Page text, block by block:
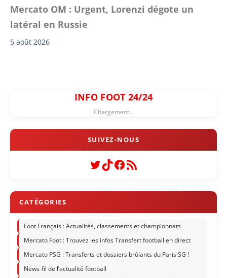
Mercato OM : Urgent, Lorenzi dégote un
latéral en Russie
5 août 2026
INFO FOOT 24/24
Chargement...
Twitter
TikTok
Facebook
Flux RSS
Foot Français : Actualités, classements et championnats
Mercato Foot : Trouvez les infos Transfert football en direct
Mercato PSG : Transferts et dossiers brûlants du Paris SG !
News-fil de l’actualité football